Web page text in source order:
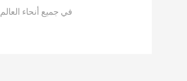
في جميع أنحاء العالم